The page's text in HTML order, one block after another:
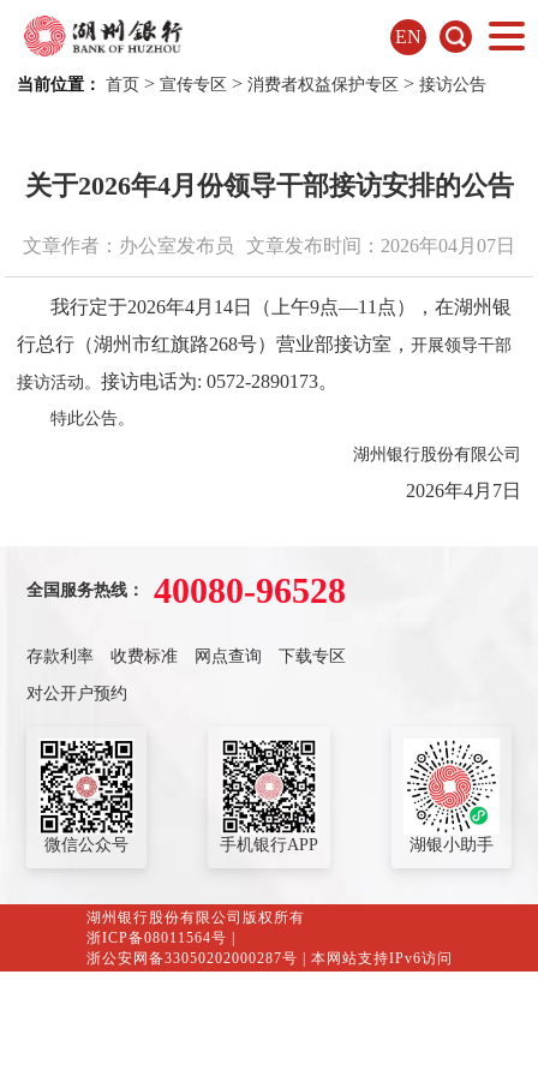
EN
当前位置： 首页 >宣传专区 >消费者权益保护专区 >接访公告
关于2026年4月份领导干部接访安排的公告
文章作者：办公室发布员 文章发布时间：2026年04月07日
我行定于2026年4月14日（上午9点—11点），在湖州银
行总行（湖州市红旗路268号）营业部接访室，开展领导干部
接访活动。接访电话为: 0572-2890173。
特此公告。
湖州银行股份有限公司
2026年4月 7日
全国服务热线： 40080-96528
存款利率 收费标准 网点查询 下载专区
对公开户预约
微信公众号 手机银行APP 湖银小助手
湖州银行股份有限公司版权所有
浙ICP备08011564号 |
浙公安网备33050202000287号 | 本网站支持IPv6访问